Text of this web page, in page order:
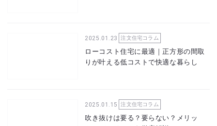
2025.01.23 注文住宅コラム
ローコスト住宅に最適｜正方形の間取
りが叶える低コストで快適な暮らし
2025.01.15 注文住宅コラム
吹き抜けは要る？要らない？メリッ